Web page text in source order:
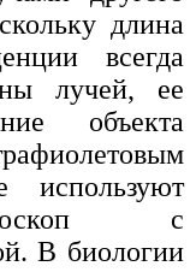
длина
всегда
лучей, ее
объекта
используют
с
В биологии